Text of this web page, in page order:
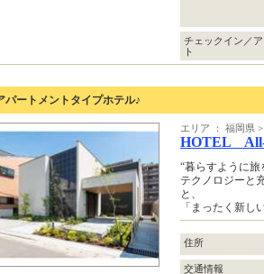
チェックイン／
ト
パートメントタイプホテル♪
エリア ： 福岡県
HOTEL
“暮らすように
テクノロジーと
と、
「まったく新し
住所
交通情報